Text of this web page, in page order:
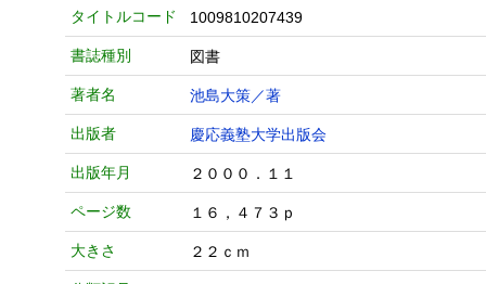
タイトルコード 1009810207439
書誌種別 図書
著者名 池島大策／著
出版者 慶応義塾大学出版会
出版年月 ２０００．１１
ページ数 １６，４７３ｐ
大きさ ２２ｃｍ